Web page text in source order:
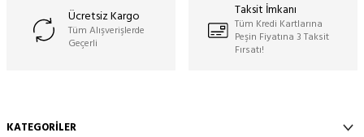
Ücretsiz Kargo
Tüm Alışverişlerde
Geçerli
Taksit İmkanı
Tüm Kredi Kartlarına
Peşin Fiyatına 3 Taksit
Fırsatı!
KATEGORILER